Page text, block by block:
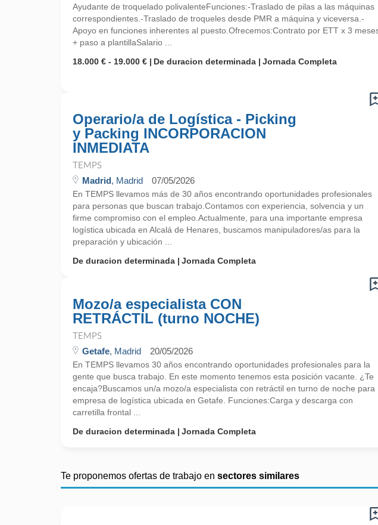
Ayudante de troquelado polivalenteFunciones:-Traslado de pilas a las máquinas
correspondientes.-Traslado de troqueles desde PMR a máquina y viceversa.-
Apoyo en funciones inherentes al puesto.Ofrecemos:Contrato por ETT x 3
+ paso a plantillaSalario ...
18.000 € - 19.000 €
De duracion determinada Jornada Completa
Operario/a de Logística - Picking
y Packing INCORPORACION
INMEDIATA
TEMPS
Madrid, Madrid 07/05/2026
En TEMPS llevamos más de 30 años encontrando oportunidades profesionales
para personas que buscan trabajo.Contamos con experiencia, solvencia y un
firme compromiso con el empleo.Actualmente, para una importante empresa
logística ubicada en Alcalá de Henares, buscamos manipuladores/as para la
preparación y ubicación ...
De duracion determinada
Jornada Completa
Mozo/a especialista CON
RETRÁCTIL (turno NOCHE)
TEMPS
Getafe, Madrid 20/05/2026
En TEMPS llevamos 30 años encontrando oportunidades profesionales para la
gente que busca trabajo. En este momento tenemos esta posición vacante. ¿Te
encaja?Buscamos un/a mozo/a especialista con retráctil en turno de noche para
empresa de logística ubicada en Getafe. Funciones:Carga y descarga con
carretilla frontal ...
De duracion determinada
Jornada Completa
Te proponemos ofertas de trabajo en sectores similares